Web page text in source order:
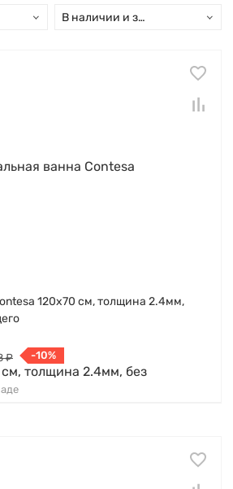
В наличии и заказ свыше 15 дн
120х70 см, толщина 2.4мм,
₽ -10%